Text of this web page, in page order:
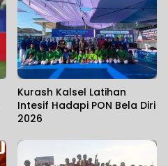
Kurash Kalsel Latihan
Intesif Hadapi PON Bela Diri
2026